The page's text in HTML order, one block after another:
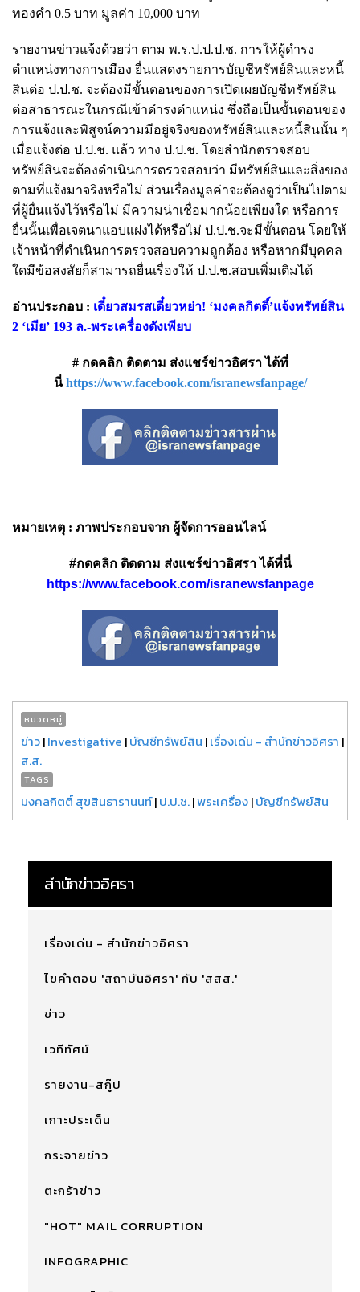
ทองคำ 0.5 บาท มูลค่า 10,000 บาท
รายงานข่าวแจ้งด้วยว่า ตาม พ.ร.ป.ป.ป.ช. การให้ผู้ดำรง
ตำแหน่งทางการเมือง ยื่นแสดงรายการบัญชีทรัพย์สินและหนี้
สินต่อ ป.ป.ช. จะต้องมีขั้นตอนของการเปิดเผยบัญชีทรัพย์สิน
ต่อสาธารณะในกรณีเข้าดำรงตำแหน่ง ซึ่งถือเป็นขั้นตอนของ
การแจ้งและพิสูจน์ความมีอยู่จริงของทรัพย์สินและหนี้สินนั้น ๆ
เมื่อแจ้งต่อ ป.ป.ช. แล้ว ทาง ป.ป.ช. โดยสำนักตรวจสอบ
ทรัพย์สินจะต้องดำเนินการตรวจสอบว่า มีทรัพย์สินและสิ่งของ
ตามที่แจ้งมาจริงหรือไม่ ส่วนเรื่องมูลค่าจะต้องดูว่าเป็นไปตาม
ที่ผู้ยื่นแจ้งไว้หรือไม่ มีความน่าเชื่อมากน้อยเพียงใด หรือการ
ยื่นนั้นเพื่อเจตนาแอบแฝงได้หรือไม่ ป.ป.ช.จะมีขั้นตอน โดยให้
เจ้าหน้าที่ดำเนินการตรวจสอบความถูกต้อง หรือหากมีบุคคล
ใดมีข้อสงสัยก็สามารถยื่นเรื่องให้ ป.ป.ช.สอบเพิ่มเติมได้
อ่านประกอบ : เดี๋ยวสมรสเดี๋ยวหย่า! ‘มงคลกิตติ์’แจ้งทรัพย์สิน
2 ‘เมีย’ 193 ล.-พระเครื่องดังเพียบ
# กดคลิก ติดตาม ส่งแชร์ข่าวอิศรา ได้ที่
นี่https://www.facebook.com/isranewsfanpage/
หมายเหตุ : ภาพประกอบจาก ผู้จัดการออนไลน์
#กดคลิก ติดตาม ส่งแชร์ข่าวอิศรา ได้ที่นี่
https://www.facebook.com/isranewsfanpage
หมวดหมู่
ข่าว|Investigative |บัญชีทรัพย์สิน |เรื่องเด่น - สำนักข่าวอิศรา |
ส.ส.
TAGS
มงคลกิตติ์ สุขสินธารานนท์|ป.ป.ช.|พระเครื่อง|บัญชีทรัพย์สิน
สำนักข่าวอิศรา
เรื่องเด่น - สำนักข่าวอิศรา
ไขคำตอบ 'สถาบันอิศรา' กับ 'สสส.'
ข่าว
เวทีทัศน์
รายงาน-สกู๊ป
เกาะประเด็น
กระจายข่าว
ตะกร้าข่าว
"HOT" MAIL CORRUPTION
INFOGRAPHIC